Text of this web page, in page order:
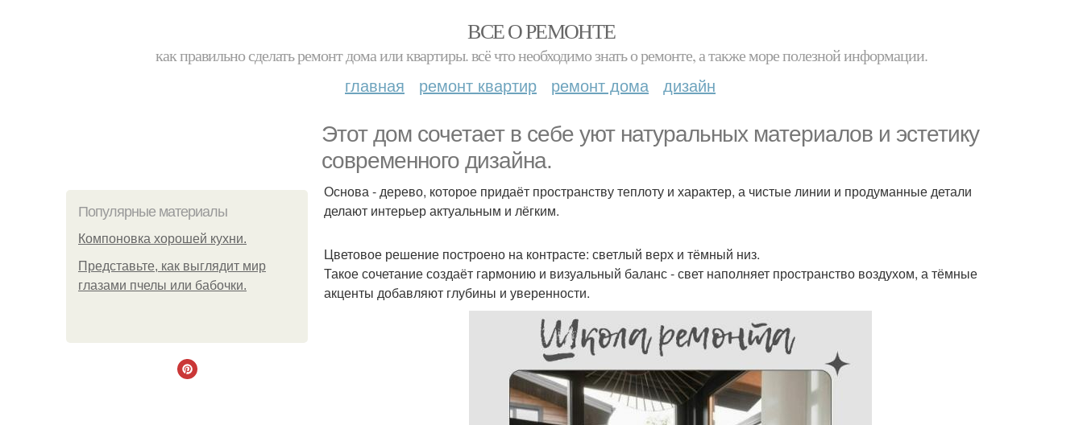
ВСЕ О РЕМОНТЕ
как правильно сделать ремонт дома или квартиры. всё что необходимо знать о ремонте, а также море полезной информации.
главная ремонт квартир ремонт дома дизайн
Этот дом сочетает в себе уют натуральных материалов и эстетику
современного дизайна.
Популярные материалы
Компоновка хорошей кухни.
Представьте, как выглядит мир
глазами пчелы или бабочки.
Основа - дерево, которое придаёт пространству теплоту и характер, а чистые линии и продуманные детали
делают интерьер актуальным и лёгким.
Цветовое решение построено на контрасте: светлый верх и тёмный низ.
Такое сочетание создаёт гармонию и визуальный баланс - свет наполняет пространство воздухом, а тёмные
акценты добавляют глубины и уверенности.